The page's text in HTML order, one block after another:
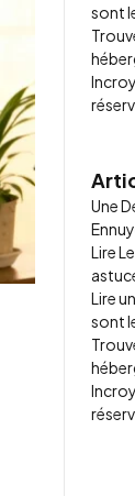
sont
Une
Lire
Lire
sont